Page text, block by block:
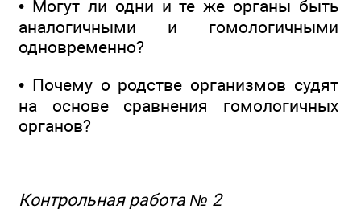
• Могут ли одни и те же органы быть
аналогичными и гомологичными
одновременно?
• Почему о родстве организмов судят
на основе сравнения гомологичных
органов?
Контрольная работа № 2